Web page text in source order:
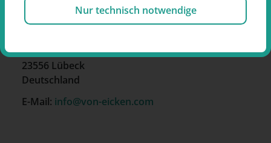
Hersteller
Drechslerstr. 1-3
23556 Lübeck
Deutschland
E-Mail: info@von-eicken.com
Nur technisch notwendige